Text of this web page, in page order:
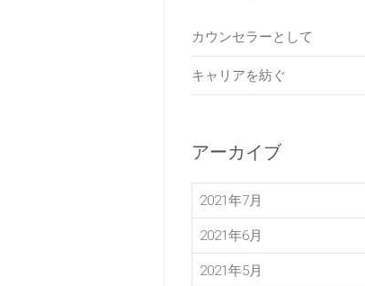
カウンセラーとして
キャリアを紡ぐ
アーカイブ
2021年7月
2021年6月
2021年5月